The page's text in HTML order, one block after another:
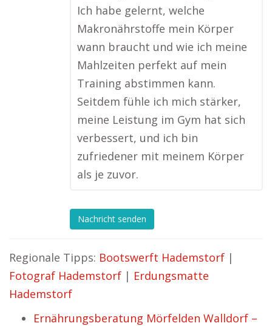
Ich habe gelernt, welche
Makronährstoffe mein Körper
wann braucht und wie ich meine
Mahlzeiten perfekt auf mein
Training abstimmen kann.
Seitdem fühle ich mich stärker,
meine Leistung im Gym hat sich
verbessert, und ich bin
zufriedener mit meinem Körper
als je zuvor.
Nachricht senden
Regionale Tipps: Bootswerft Hademstorf |
Fotograf Hademstorf | Erdungsmatte
Hademstorf
Ernährungsberatung Mörfelden Walldorf –